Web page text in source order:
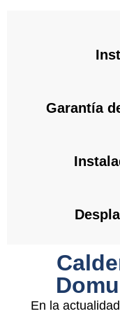
Garantía
En la